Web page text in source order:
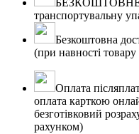
БЕЗКОШТОВНЕ
транспортувальну
Безкоштовна
(при навності товару
Оплата
оплата карткою
безготівковий
рахунком)